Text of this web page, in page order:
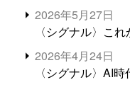
2026年5月27日
〈シグナル〉こ
2026年4月24日
〈シグナル〉AI